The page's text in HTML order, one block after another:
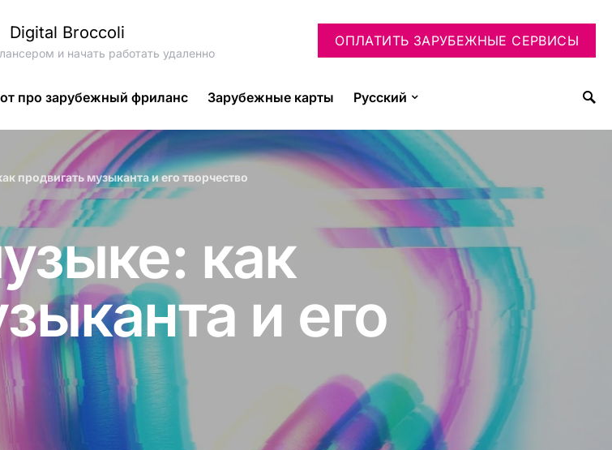
Digital Broccoli
и начать работать удаленно
ОПЛАТИТЬ ЗАРУБЕЖНЫЕ СЕРВИСЫ
про зарубежный фриланс Зарубежные карты Русский
продвигать музыканта и его творчество
как
и его